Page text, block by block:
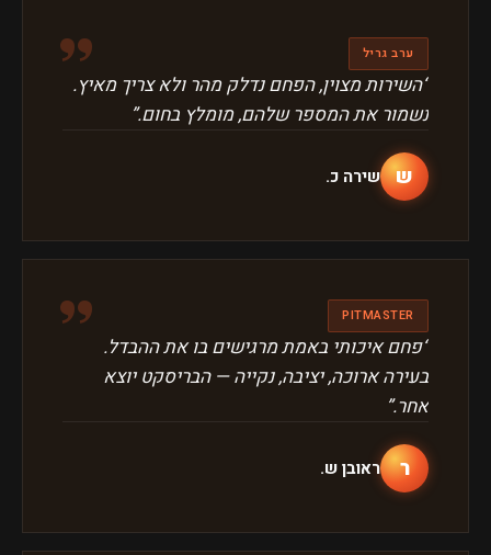
״ ערב גריל
“השירות מצוין, הפחם נדלק מהר ולא צריך מאיץ.
נשמור את המספר שלהם, מומלץ בחום.”
ש שירה כ.
״ PITMASTER
“פחם איכותי באמת מרגישים בו את ההבדל.
בעירה ארוכה, יציבה, נקייה — הבריסקט יוצא
אחר.”
ר ראובן ש.